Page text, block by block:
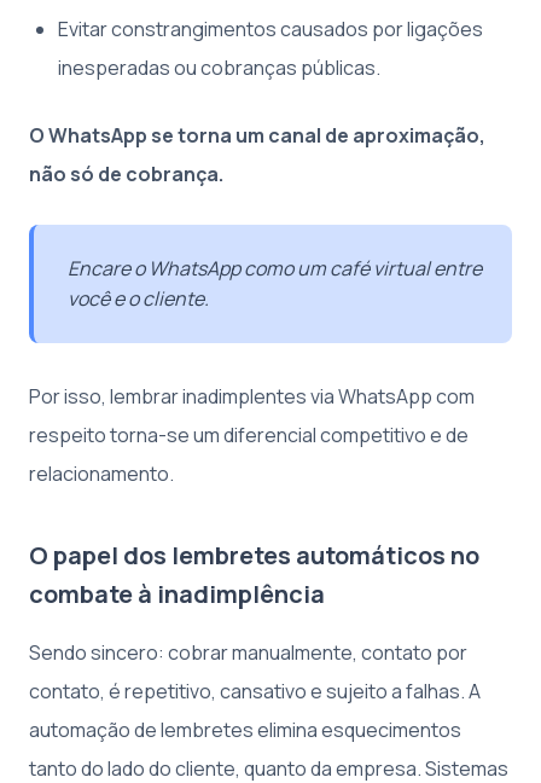
Evitar constrangimentos causados por ligações
inesperadas ou cobranças públicas.
O WhatsApp se torna um canal de aproximação,
não só de cobrança.
Encare o WhatsApp como um café virtual entre
você e o cliente.
Por isso, lembrar inadimplentes via WhatsApp com
respeito torna-se um diferencial competitivo e de
relacionamento.
O papel dos lembretes automáticos no
combate à inadimplência
Sendo sincero: cobrar manualmente, contato por
contato, é repetitivo, cansativo e sujeito a falhas. A
automação de lembretes elimina esquecimentos
tanto do lado do cliente, quanto da empresa. Sistemas